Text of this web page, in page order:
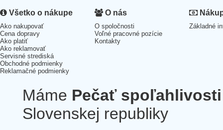
Všetko o nákupe
Ako nakupovať
Cena dopravy
Ako platiť
Ako reklamovať
Servisné strediská
Obchodné podmienky
Reklamačné podmienky
O nás
O spoločnosti
Voľné pracovné pozície
Kontakty
Základné
Máme Pečať spoľahlivosti
Slovenskej republiky